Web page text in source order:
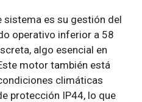
sistema es su gestión del
operativo inferior a 58
algo esencial en
motor también está
climáticas
protección IP44, lo que